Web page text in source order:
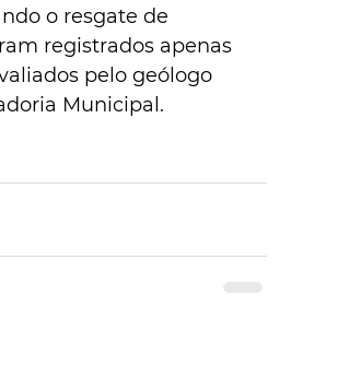
o resgate de
registrados apenas
pelo geólogo
Municipal.